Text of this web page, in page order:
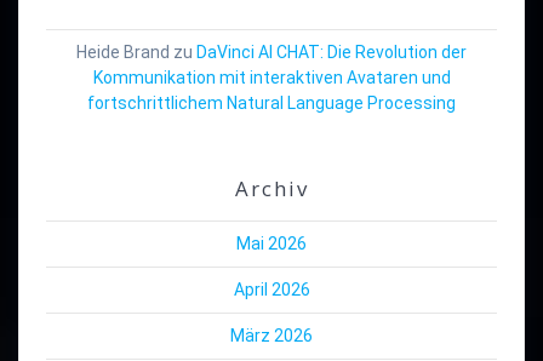
Heide Brand zu DaVinci AI CHAT: Die Revolution der
Kommunikation mit interaktiven Avataren und
fortschrittlichem Natural Language Processing
Archiv
Mai 2026
April 2026
März 2026